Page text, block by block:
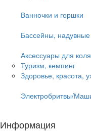
Ванночки и горшки
Бассейны,
Аксессуары для
Туризм, кемпинг
Здоровье, красота,
Электробритвы/
Информация